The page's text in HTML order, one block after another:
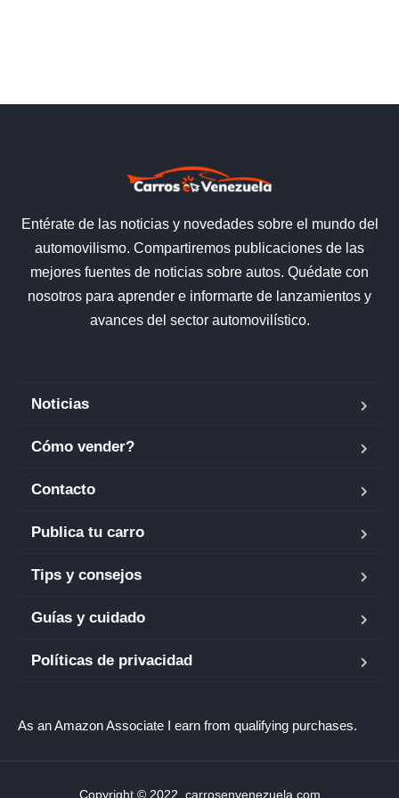
Entérate de las noticias y novedades sobre el mundo del
automovilismo. Compartiremos publicaciones de las
mejores fuentes de noticias sobre autos. Quédate con
nosotros para aprender e informarte de lanzamientos y
avances del sector automovilístico.
Noticias
Cómo vender?
Contacto
Publica tu carro
Tips y consejos
Guías y cuidado
Políticas de privacidad
As an Amazon Associate I earn from qualifying purchases.
Copyright © 2022. carrosenvenezuela.com